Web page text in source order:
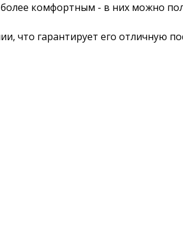
комфортным - в них можно
что гарантирует его отличную